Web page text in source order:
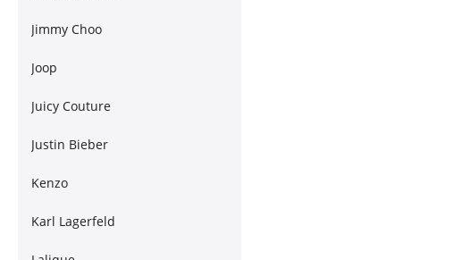
Jimmy Choo
Joop
Juicy Couture
Justin Bieber
Kenzo
Karl Lagerfeld